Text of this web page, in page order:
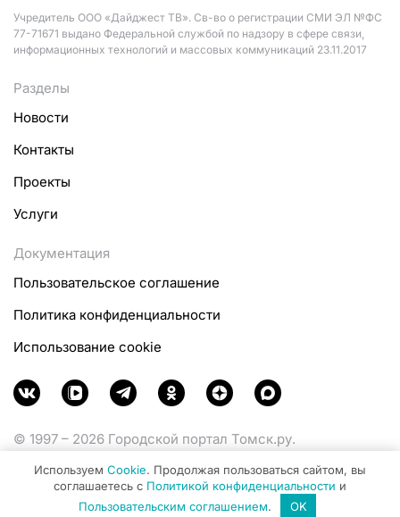
Учредитель ООО «Дайджест ТВ». Св-во о регистрации СМИ ЭЛ №ФС
77-71671 выдано Федеральной службой по надзору в сфере связи,
информационных технологий и массовых коммуникаций 23.11.2017
Разделы
Новости
Контакты
Проекты
Услуги
Документация
Пользовательское соглашение
Политика конфиденциальности
Использование cookie
© 1997 – 2026 Городской портал Томск.ру.
Министерства цифрового развития, связи и массовых
коммуникаций Российской Федерации.
Используем Cookie. Продолжая пользоваться сайтом, вы
соглашаетесь с Политикой конфиденциальности и
Пользовательским соглашением. OK